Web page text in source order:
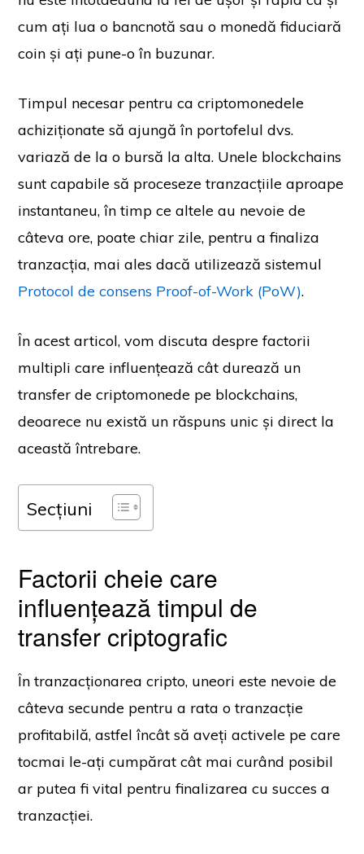
cum ați lua o bancnotă sau o monedă fiduciară
coin și ați pune-o în buzunar.
Timpul necesar pentru ca criptomonedele
achiziționate să ajungă în portofelul dvs.
variază de la o bursă la alta. Unele blockchains
sunt capabile să proceseze tranzacțiile aproape
instantaneu, în timp ce altele au nevoie de
câteva ore, poate chiar zile, pentru a finaliza
tranzacția, mai ales dacă utilizează sistemul
Protocol de consens Proof-of-Work (PoW).
În acest articol, vom discuta despre factorii
multipli care influențează cât durează un
transfer de criptomonede pe blockchains,
deoarece nu există un răspuns unic și direct la
această întrebare.
Secțiuni
Factorii cheie care
influențează timpul de
transfer criptografic
În tranzacționarea cripto, uneori este nevoie de
câteva secunde pentru a rata o tranzacție
profitabilă, astfel încât să aveți activele pe care
tocmai le-ați cumpărat cât mai curând posibil
ar putea fi vital pentru finalizarea cu succes a
tranzacției.